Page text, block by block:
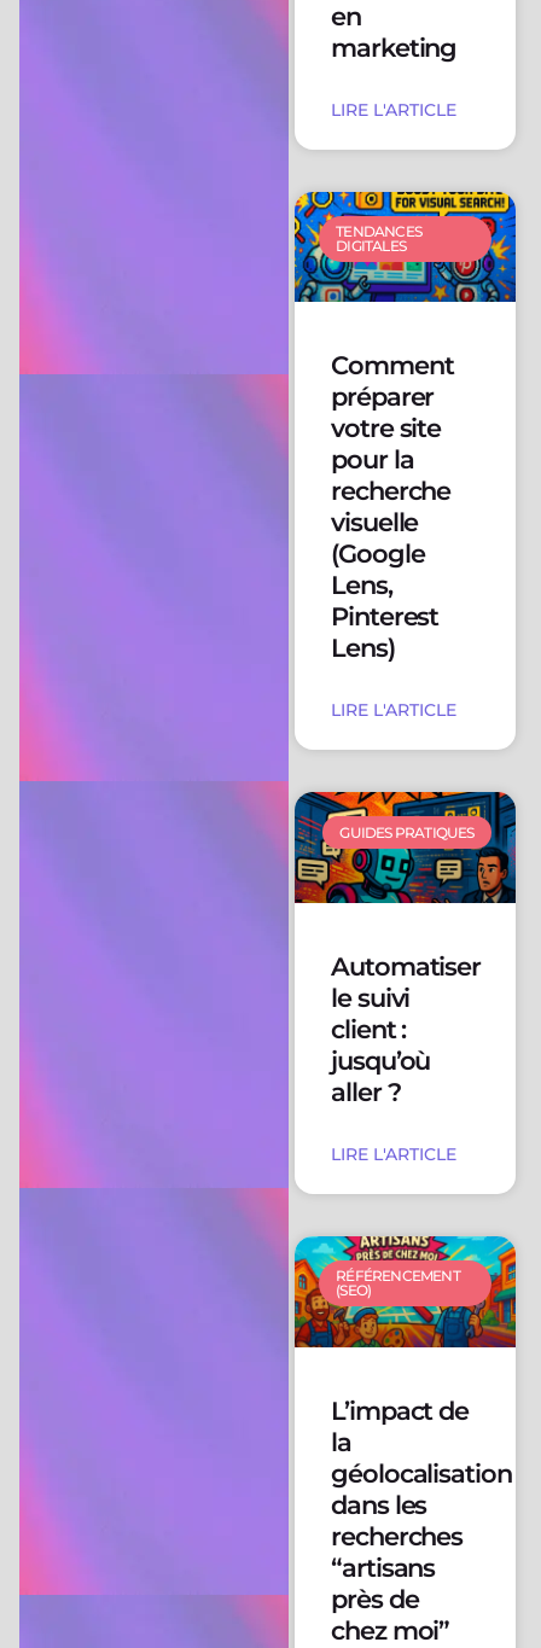
en
marketing
LIRE L'ARTICLE
TENDANCES
DIGITALES
Comment
préparer
votre site
pour la
recherche
visuelle
(Google
Lens,
Pinterest
Lens)
LIRE L'ARTICLE
GUIDES PRATIQUES
Automatiser
le suivi
client :
jusqu’où
aller ?
LIRE L'ARTICLE
RÉFÉRENCEMENT
(SEO)
L’impact de
la
géolocalisation
dans les
recherches
“artisans
près de
chez moi”